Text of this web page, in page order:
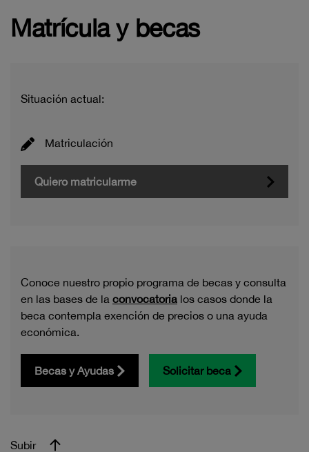
Matrícula y becas
Situación actual:
Matriculación
Quiero matricularme
Conoce nuestro propio programa de becas y consulta
en las bases de la convocatoria los casos donde la
beca contempla exención de precios o una ayuda
económica.
Becas y Ayudas Solicitar beca
Subir